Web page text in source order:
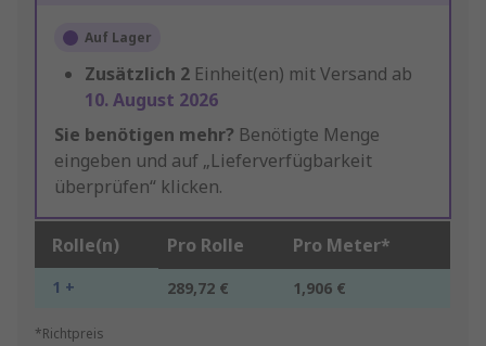
Auf Lager
Zusätzlich 2 Einheit(en) mit Versand ab
10. August 2026
Sie benötigen mehr? Benötigte Menge
eingeben und auf „Lieferverfügbarkeit
überprüfen“ klicken.
Rolle(n) Pro Rolle Pro Meter*
1 + 289,72 € 1,906 €
*Richtpreis